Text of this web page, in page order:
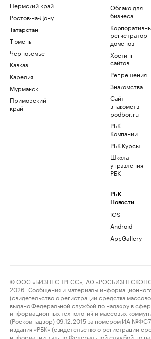
Пермский край
Ростов-на-Дону
Татарстан
Тюмень
Черноземье
Кавказ
Карелия
Мурманск
Приморский
край
Облако для
бизнеса
регистратор
доменов
Хостинг
сайтов
Рег.решения
Знакомства
Сайт
знакомств
podbor.ru
РБК
Компании
РБК Курсы
Школа
управления
РБК
РБК
Новости
iOS
Android
AppGallery
© ООО «БИЗНЕСПРЕСС», АО
2026. Сообщения и материалы информационного
(свидетельство о регистрации средства
выдано Федеральной службой по надзору в
информационных технологий и массовых
(Роскомнадзор) 09.12.2015 за номером ИА
издания «РБК» (свидетельство о регистрации
информации выдано Федеральной службой по